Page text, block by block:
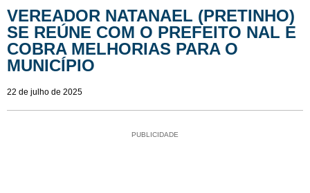
VEREADOR NATANAEL (PRETINHO)
SE REÚNE COM O PREFEITO NAL E
COBRA MELHORIAS PARA O
MUNICÍPIO
22 de julho de 2025
PUBLICIDADE